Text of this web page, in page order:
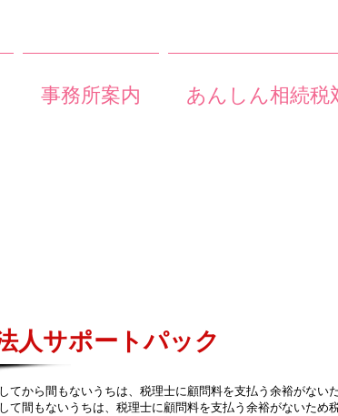
事務所案内 あんしん相続税
人サポートパック
てから間もないうちは、税理士に顧問料を支払う余裕がない
て間もないうちは、税理士に顧問料を支払う余裕がないた